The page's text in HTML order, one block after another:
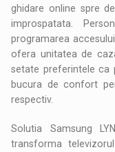
ghidare online spre
improspatata.
programarea
ofera unitatea de
setate preferintele ca
bucura de confort
respectiv.
Solutia Samsung
transforma